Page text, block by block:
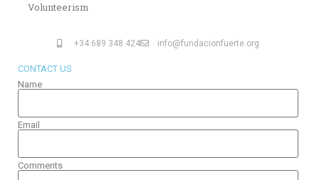
Volunteerism
+34 689 348 424 info@fundacionfuerte.org
CONTACT US
Name
Email
Comments